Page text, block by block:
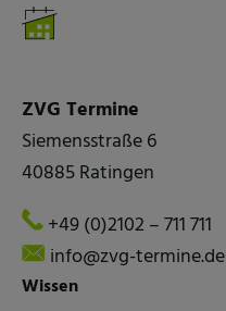
ZVG Termine
Siemensstraße 6
40885 Ratingen
+49 (0)2102 – 711 711
info@zvg-termine.de
Wissen